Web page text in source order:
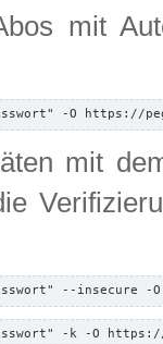
mit
-O https://
mit
--insecure -
-k -O